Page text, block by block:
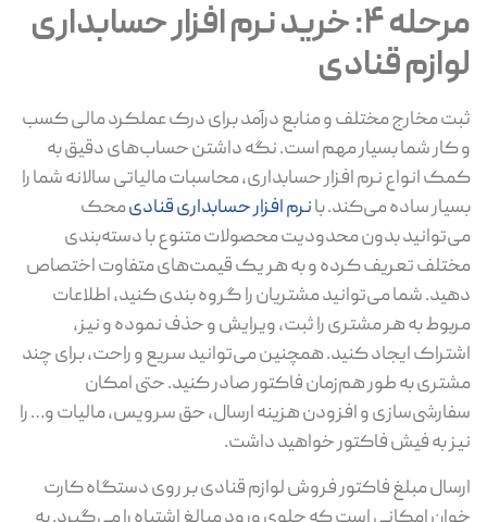
مرحله 4: خرید نرم افزار حسابداری
لوازم قنادی
ثبت مخارج مختلف و منابع درآمد برای درک عملکرد مالی کسب
و کار شما بسیار مهم است. نگه داشتن حساب‌های دقیق به
کمک انواع نرم افزار حسابداری، محاسبات مالیاتی سالانه شما را
بسیار ساده می‌کند. بانرم افزار حسابداری قنادیمحک
می‌توانید بدون محدودیت محصولات متنوع با دسته‌بندی
مختلف تعریف کرده و به هر یک قیمت‌های متفاوت اختصاص
دهید. شما می‌توانید مشتریان را گروه بندی کنید، اطلاعات
مربوط به هر مشتری را ثبت، ویرایش و حذف نموده و نیز،
اشتراک ایجاد کنید. همچنین می‌توانید سریع و راحت، برای چند
مشتری به طور هم‌زمان فاکتور صادر کنید. حتی امکان
سفارشی‌سازی و افزودن هزینه ارسال، حق سرویس، مالیات و… را
نیز به فیش فاکتور خواهید داشت.
ارسال مبلغ فاکتور فروش لوازم قنادی بر روی دستگاه کارت